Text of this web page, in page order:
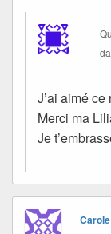
J’ai aimé
Merci ma
Je